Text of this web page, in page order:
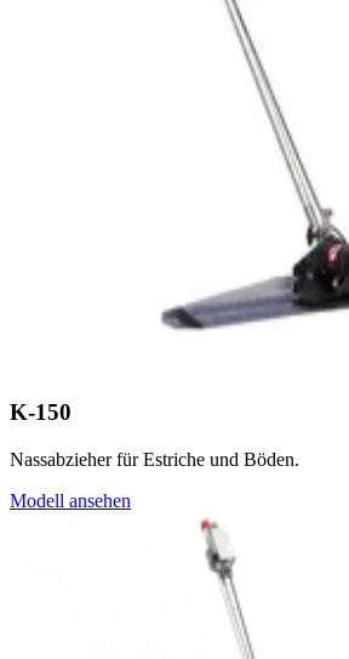
K-150
Nassabzieher für Estriche und Böden.
Modell ansehen